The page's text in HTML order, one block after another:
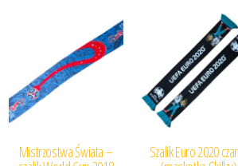
Mistrzostwa Świata – Szalik Euro 2020